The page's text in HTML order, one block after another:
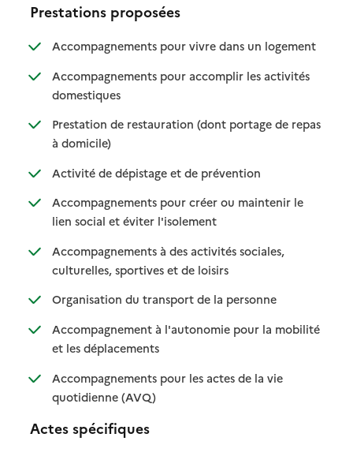
Prestations proposées
Accompagnements pour vivre dans un logement
:
: non
Accompagnements pour accomplir les activités
domestiques: disponible
: non disponible
Prestation de restauration (dont portage de repas
à domicile): disponible
: non disponible
Activité de dépistage et de prévention: disponible
: non disponible
Accompagnements pour créer ou maintenir le
lien social et éviter l'isolement: disponible
: non disponible
Accompagnements à des activités sociales,
culturelles, sportives et de loisirs: disponible
: non disponible
Organisation du transport de la personne: disponible
: non disponible
Accompagnement à l'autonomie pour la mobilité
et les déplacements: disponible
: non disponible
Accompagnements pour les actes de la vie
quotidienne (AVQ): disponible
: non disponible
Actes spécifiques